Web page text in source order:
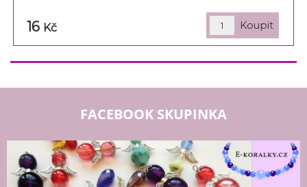
16 Kč
FACEBOOK SKUPINKA